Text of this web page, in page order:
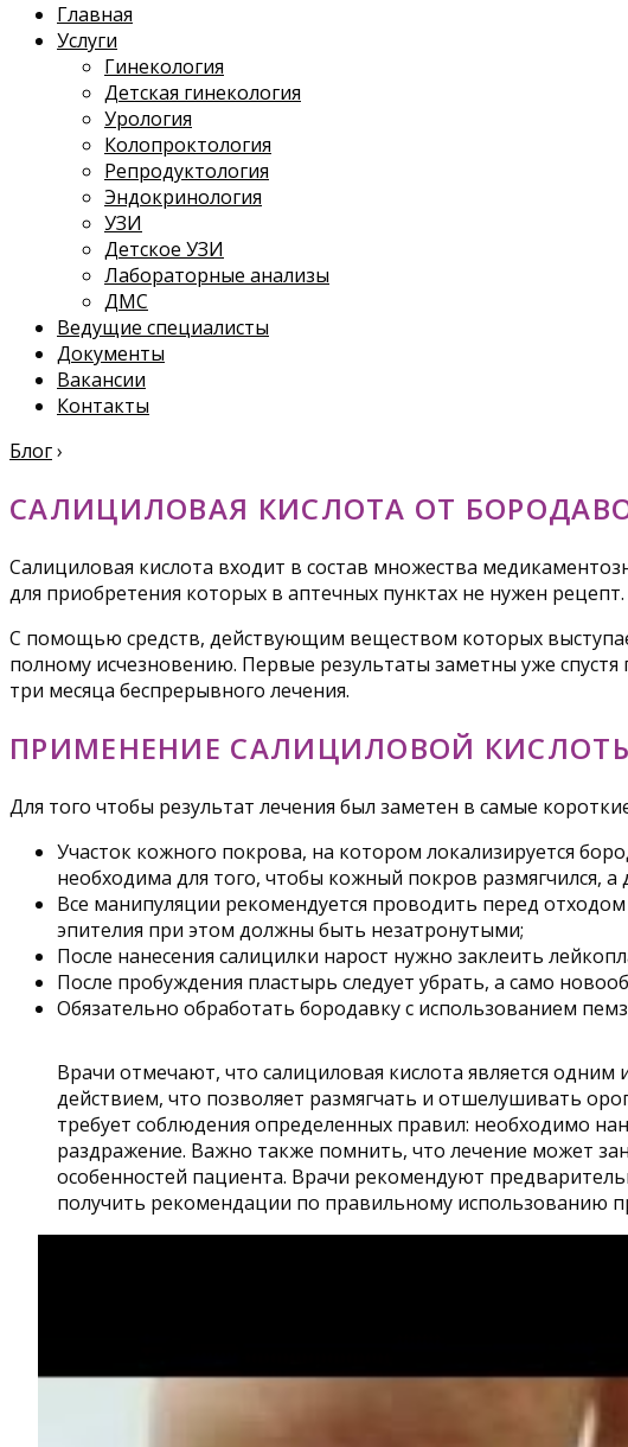
Главная
Услуги
Гинекология
Детская гинекология
Урология
Колопроктология
Репродуктология
Эндокринология
УЗИ
Детское УЗИ
Лабораторные анализы
ДМС
Ведущие специалисты
Документы
Вакансии
Контакты
Блог›
САЛИЦИЛОВАЯ КИСЛОТА ОТ
Салициловая кислота входит в состав множества
для приобретения которых в аптечных пунктах не нужен
С помощью средств, действующим веществом которых
полному исчезновению. Первые результаты заметны уже
три месяца беспрерывного лечения.
ПРИМЕНЕНИЕ САЛИЦИЛОВОЙ
Для того чтобы результат лечения был заметен в самые
Участок кожного покрова, на котором локализируется
необходима для того, чтобы кожный покров размягчился,
Все манипуляции рекомендуется проводить перед
эпителия при этом должны быть незатронутыми;
После нанесения салицилки нарост нужно заклеить
После пробуждения пластырь следует убрать, а само
Обязательно обработать бородавку с использованием
Врачи отмечают, что салициловая кислота является
действием, что позволяет размягчать и отшелушивать
требует соблюдения определенных правил: необходимо
раздражение. Важно также помнить, что лечение может
особенностей пациента. Врачи рекомендуют
получить рекомендации по правильному использованию